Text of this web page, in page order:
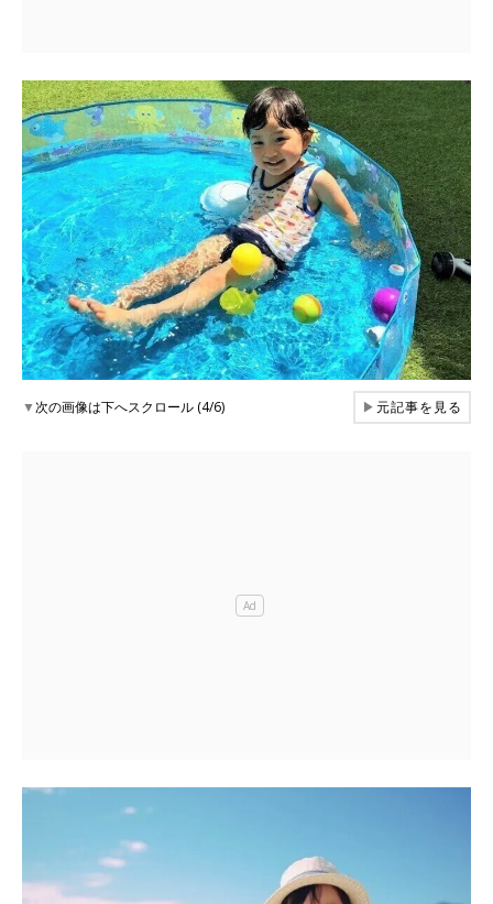
▼次の画像は下へスクロール (4/6) ▶元記事を見る